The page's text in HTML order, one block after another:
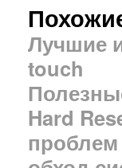
Лучшие
touch
Hard
проблем